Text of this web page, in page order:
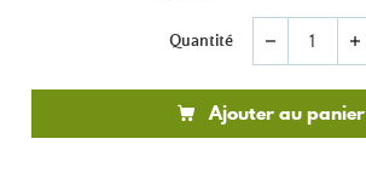
Quantité remove add
Ajouter au panier